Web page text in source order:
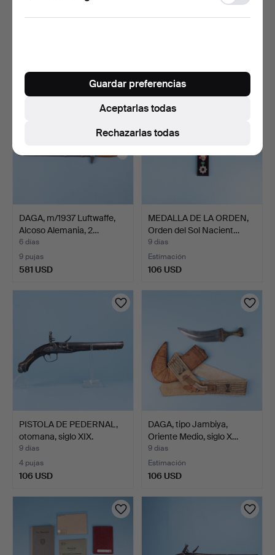
DAGA, m/1937 Luftwaffe,
Alcoso Alemania, 2…
6 días
9 pujas
581 USD
MEDALLA DE LA ORDEN,
Orden del Sol Nacient…
9 días
Estimación
106 USD
PISTOLA DE PEDERNAL,
otomana, siglo XIX.
9 días
4 pujas
106 USD
DAGA, tipo Jambiya,
Oriente Medio, siglo X…
9 días
Estimación
106 USD
storage
Rechazarlas todas
Aceptarlas todas
Guardar preferencias